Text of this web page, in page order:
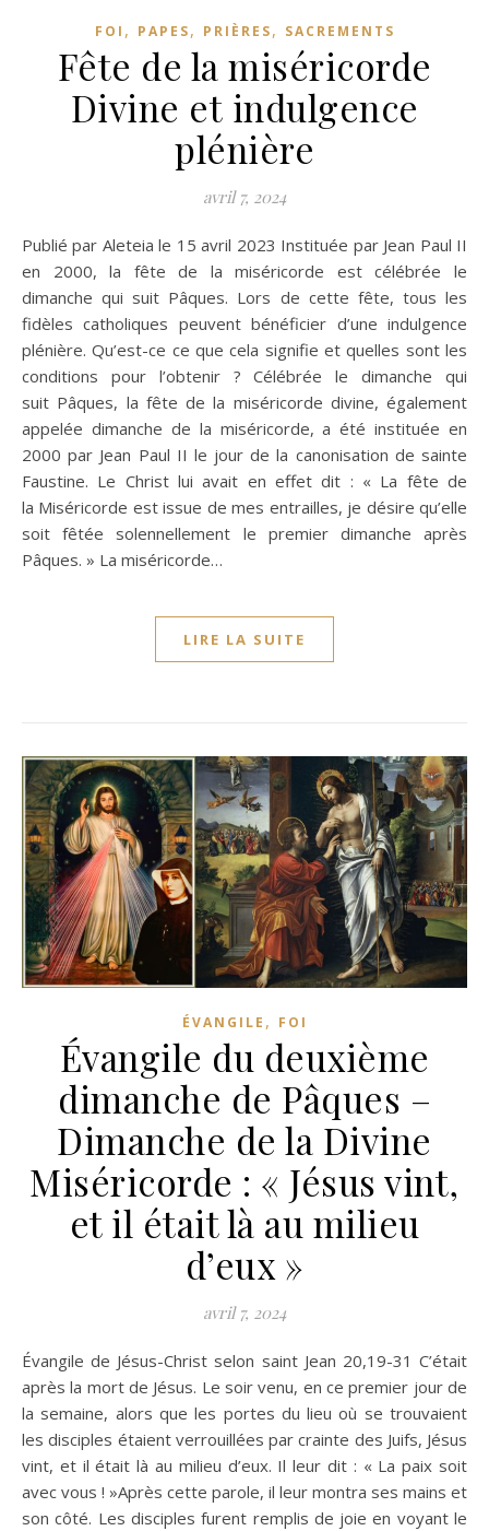
FOI , PAPES, PRIÈRES, SACREMENTS
Fête de la miséricorde
Divine et indulgence
plénière
avril 7, 2024
Publié par Aleteia le 15 avril 2023 Instituée par Jean Paul II
en 2000, la fête de la miséricorde est célébrée le
dimanche qui suit Pâques. Lors de cette fête, tous les
fidèles catholiques peuvent bénéficier d’une indulgence
plénière. Qu’est-ce ce que cela signifie et quelles sont les
conditions pour l’obtenir ? Célébrée le dimanche qui
suit Pâques, la fête de la miséricorde divine, également
appelée dimanche de la miséricorde, a été instituée en
2000 par Jean Paul II le jour de la canonisation de sainte
Faustine. Le Christ lui avait en effet dit : « La fête de
la Miséricorde est issue de mes entrailles, je désire qu’elle
soit fêtée solennellement le premier dimanche après
Pâques. » La miséricorde…
LIRE LA SUITE
ÉVANGILE , FOI
Évangile du deuxième
dimanche de Pâques –
Dimanche de la Divine
Miséricorde : « Jésus vint,
et il était là au milieu
d’eux »
avril 7, 2024
Évangile de Jésus-Christ selon saint Jean 20,19-31 C’était
après la mort de Jésus. Le soir venu, en ce premier jour de
la semaine, alors que les portes du lieu où se trouvaient
les disciples étaient verrouillées par crainte des Juifs, Jésus
vint, et il était là au milieu d’eux. Il leur dit : « La paix soit
avec vous ! »Après cette parole, il leur montra ses mains et
son côté. Les disciples furent remplis de joie en voyant le